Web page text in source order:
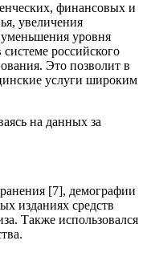
финансовых и
увеличения
уровня
российского
Это позволит в
услуги широким
на данных за
[7], демографии
изданиях средств
Также использовался